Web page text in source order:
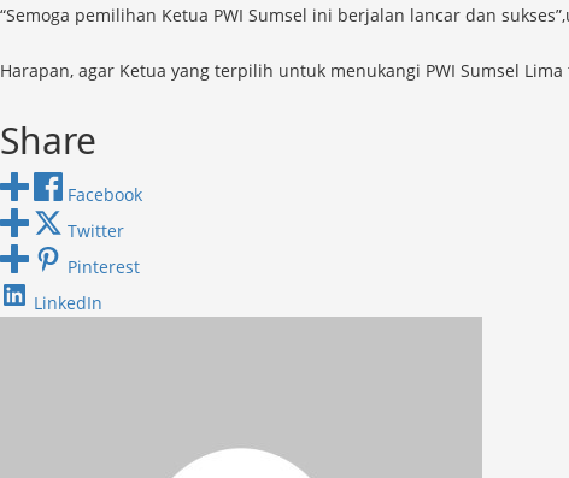
“Semoga pemilihan Ketua PWI Sumsel ini berjalan lancar dan
Harapan, agar Ketua yang terpilih untuk menukangi PWI Sumsel
Share
Facebook
Twitter
Pinterest
LinkedIn